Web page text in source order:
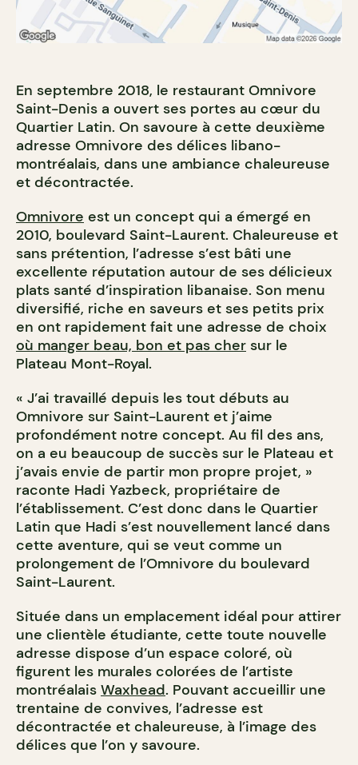
En septembre 2018, le restaurant Omnivore
Saint-Denis a ouvert ses portes au cœur du
Quartier Latin. On savoure à cette deuxième
adresse Omnivore des délices libano-
montréalais, dans une ambiance chaleureuse
et décontractée.
Omnivore est un concept qui a émergé en
2010, boulevard Saint-Laurent. Chaleureuse et
sans prétention, l’adresse s’est bâti une
excellente réputation autour de ses délicieux
plats santé d’inspiration libanaise. Son menu
diversifié, riche en saveurs et ses petits prix
en ont rapidement fait une adresse de choix
où manger beau, bon et pas cher sur le
Plateau Mont-Royal.
« J’ai travaillé depuis les tout débuts au
Omnivore sur Saint-Laurent et j’aime
profondément notre concept. Au fil des ans,
on a eu beaucoup de succès sur le Plateau et
j’avais envie de partir mon propre projet, »
raconte Hadi Yazbeck, propriétaire de
l’établissement. C’est donc dans le Quartier
Latin que Hadi s’est nouvellement lancé dans
cette aventure, qui se veut comme un
prolongement de l’Omnivore du boulevard
Saint-Laurent.
Située dans un emplacement idéal pour attirer
une clientèle étudiante, cette toute nouvelle
adresse dispose d’un espace coloré, où
figurent les murales colorées de l’artiste
montréalais Waxhead. Pouvant accueillir une
trentaine de convives, l’adresse est
décontractée et chaleureuse, à l’image des
délices que l’on y savoure.